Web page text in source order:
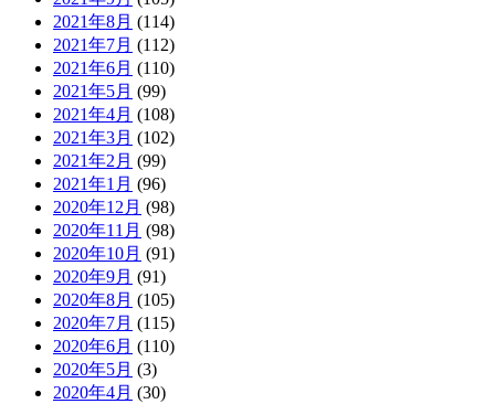
2021年8月 (114)
2021年7月 (112)
2021年6月 (110)
2021年5月 (99)
2021年4月 (108)
2021年3月 (102)
2021年2月 (99)
2021年1月 (96)
2020年12月 (98)
2020年11月 (98)
2020年10月 (91)
2020年9月 (91)
2020年8月 (105)
2020年7月 (115)
2020年6月 (110)
2020年5月 (3)
2020年4月 (30)